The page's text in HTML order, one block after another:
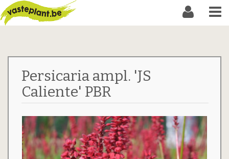
Persicaria ampl. 'JS
Caliente' PBR